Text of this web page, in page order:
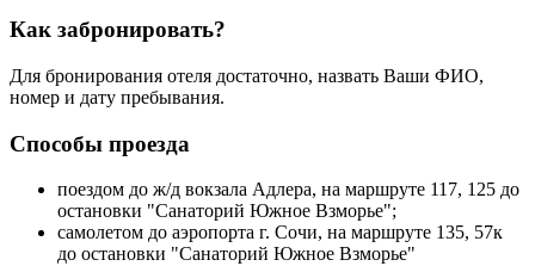
Как забронировать?
Для бронирования отеля достаточно, назвать Ваши ФИО,
номер и дату пребывания.
Способы проезда
поездом до ж/д вокзала Адлера, на маршруте 117, 125 до
остановки "Санаторий Южное Взморье";
самолетом до аэропорта г. Сочи, на маршруте 135, 57к
до остановки "Санаторий Южное Взморье"